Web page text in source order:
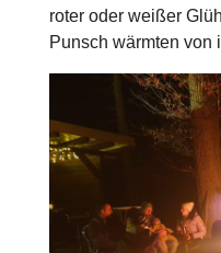
roter oder weißer
Punsch wärmten von